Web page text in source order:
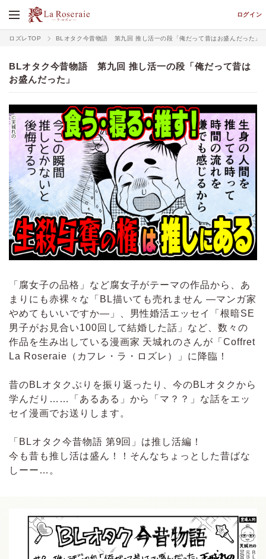
ログイン
ロズレTOP BLオタク今昔物語 第九回 推し活一の段「俺だって昔はお盛んだった」
BLオタク今昔物語 第九回 推し活一の段「俺だって昔は
お盛んだった」
「腐女子の品格」など腐女子がテーマの作品から、あ
まりにも赤裸々な「BL描いても売れません ―マンガ家
やめてもいいですか―」、男性婚活エッセイ「根暗SE
男子がお見合い100回して結婚した話」など、数々の
作品を生み出している漫画家 天城れのさんが「Coffret
La Roseraie（カフレ・ラ・ロズレ）」に降臨！
昔のBLオタクぶりを振り返ったり、今のBLオタクから
学んだり……「あるある」から「マ？？」な話をエッ
セイ漫画でお送りします。
「BLオタク今昔物語 第9回」は推し活編！
今も昔も推し活は盛ん！！そんなちょっとした昔ばな
しーー…。